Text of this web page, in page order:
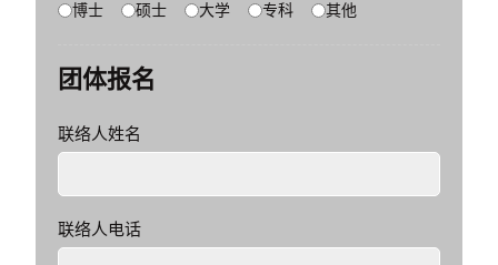
博士 硕士 大学 专科 其他
团体报名
联络人姓名
联络人电话